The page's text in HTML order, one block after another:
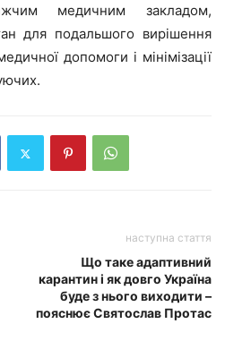
медичним закладом,
для подальшого вирішення
допомоги і мінімізації
наступна стаття
Що таке адаптивний
карантин і як довго Україна
буде з нього виходити –
пояснює Святослав Протас